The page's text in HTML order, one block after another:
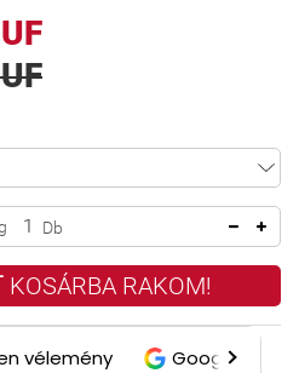
Db
KOSÁRBA RAKOM!
vélemény Google